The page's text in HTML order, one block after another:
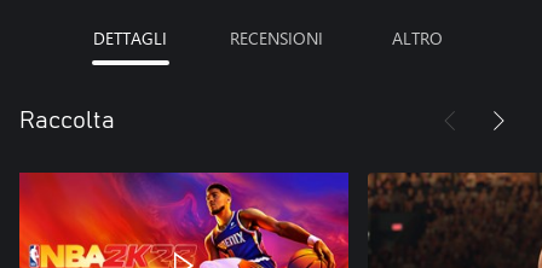
DETTAGLI RECENSIONI ALTRO
Raccolta